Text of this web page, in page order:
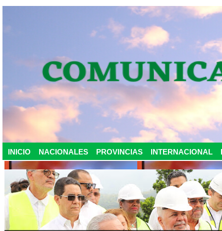
INICIO NACIONALES PROVINCIAS INTERNACIONAL